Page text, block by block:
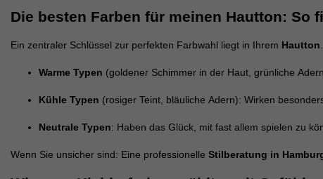
Die besten Farben für meinen Hautton: So
Ein zentraler Schlüssel zur perfekten Farbwahl liegt in Ihrem Hautton
Warme Typen (goldener Schimmer in der Haut, grünliche
Kühle Typen (rosiger Teint, bläuliche Adern): Wirken
Neutrale Typen: Haben das Glück, mit fast allem spielen zu
Wenn Sie unsicher sind: Eine professionelle Stilberatung in